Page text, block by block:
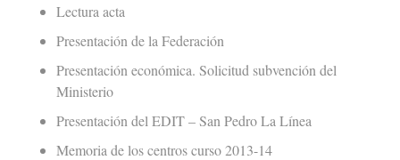
Lectura acta
Presentación de la Federación
Presentación económica. Solicitud subvención del
Ministerio
Presentación del EDIT – San Pedro La Línea
Memoria de los centros curso 2013-14